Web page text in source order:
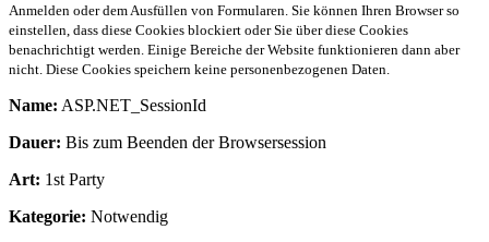
Anmelden oder dem Ausfüllen von Formularen. Sie können Ihren Browser so
einstellen, dass diese Cookies blockiert oder Sie über diese Cookies
benachrichtigt werden. Einige Bereiche der Website funktionieren dann aber
nicht. Diese Cookies speichern keine personenbezogenen Daten.
Name: ASP.NET_SessionId
Dauer: Bis zum Beenden der Browsersession
Art: 1st Party
Kategorie: Notwendig